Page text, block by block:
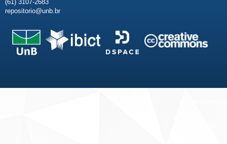
(61) 3107-2683
repositorio@unb.br